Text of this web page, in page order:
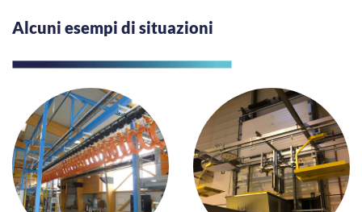
Alcuni esempi di situazioni